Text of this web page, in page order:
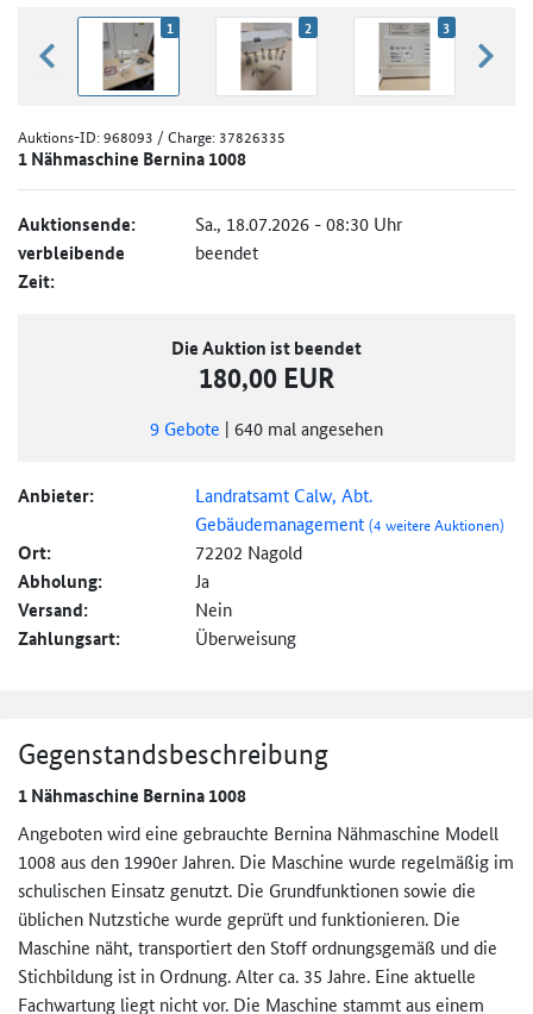
zurück blättern
1 2 3
Auktions-ID:968093 / Charge: 37826335
1 Nähmaschine Bernina 1008
Auktionsende: Sa., 18.07.2026 - 08:30 Uhr
verbleibende
Zeit:
beendet
Die Auktion ist beendet
180,00 EUR
9 Gebote | 640 mal angesehen
Anbieter:
Landratsamt Calw, Abt.
Gebäudemanagement(4 weitere Auktionen)
Ort: 72202 Nagold
Abholung: Ja
Versand: Nein
Zahlungsart: Überweisung
Gegenstandsbeschreibung
1 Nähmaschine Bernina 1008
Angeboten wird eine gebrauchte Bernina Nähmaschine Modell
1008 aus den 1990er Jahren. Die Maschine wurde regelmäßig im
schulischen Einsatz genutzt. Die Grundfunktionen sowie die
üblichen Nutzstiche wurde geprüft und funktionieren. Die
Maschine näht, transportiert den Stoff ordnungsgemäß und die
Stichbildung ist in Ordnung. Alter ca. 35 Jahre. Eine aktuelle
Fachwartung liegt nicht vor. Die Maschine stammt aus einem